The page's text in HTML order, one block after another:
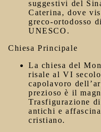
suggestivi del
Caterina, dove
greco-ortodosso
UNESCO.
Chiesa Principale
La chiesa del
risale al VI secolo
capolavoro
prezioso è il
Trasfigurazione
antichi e
cristiano.